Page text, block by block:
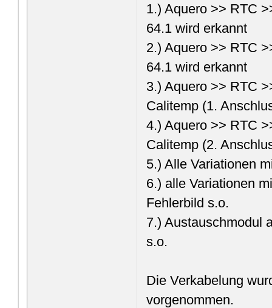
1.) Aquero >> RTC
64.1 wird erkannt
2.) Aquero >> RTC
64.1 wird erkannt
3.) Aquero >> RTC
Calitemp (1.
4.) Aquero >> RTC
Calitemp (2.
5.) Alle Variationen
6.) alle Variationen
Fehlerbild s.o.
7.) Austauschmodul
s.o.
Die Verkabelung
vorgenommen.